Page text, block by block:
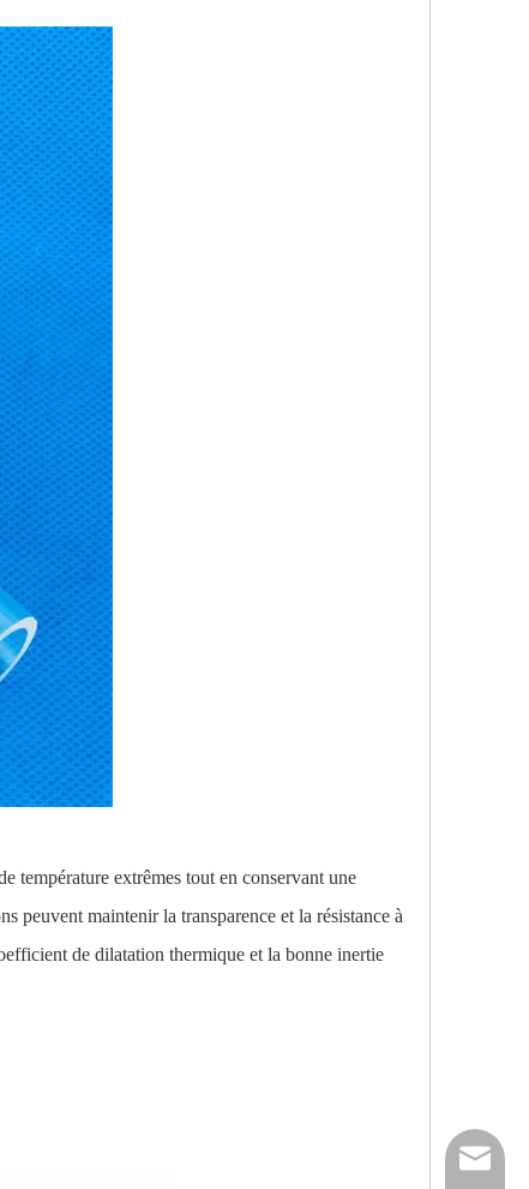
température extrêmes tout en conservant une
peuvent maintenir la transparence et la résistance à
de dilatation thermique et la bonne inertie